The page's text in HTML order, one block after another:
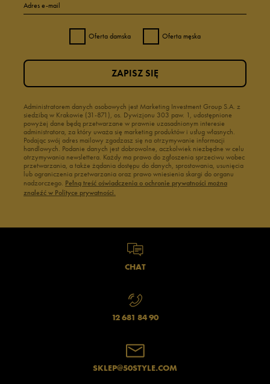
Adres e-mail
Oferta damska Oferta męska
Administratorem danych osobowych jest Marketing Investment Group S.A. z
siedzibą w Krakowie (31-871), os. Dywizjonu 303 paw. 1, udostępnione
powyżej dane będą przetwarzane w prawnie uzasadnionym interesie
administratora, za który uważa się marketing produktów i usług własnych.
Podając swój adres mailowy zgadzasz się na otrzymywanie informacji
handlowych. Podanie danych jest dobrowolne, aczkolwiek niezbędne w celu
otrzymywania newslettera. Każdy ma prawo do zgłoszenia sprzeciwu wobec
przetwarzania, a także żądania dostępu do danych, sprostowania, usunięcia
lub ograniczenia przetwarzania oraz prawo wniesienia skargi do organu
nadzorczego. Pełną treść oświadczenia o ochronie prywatności można
znaleźć w Polityce prywatności.
ZAPISZ SIĘ
CHAT
12 681 84 90
SKLEP@50STYLE.COM